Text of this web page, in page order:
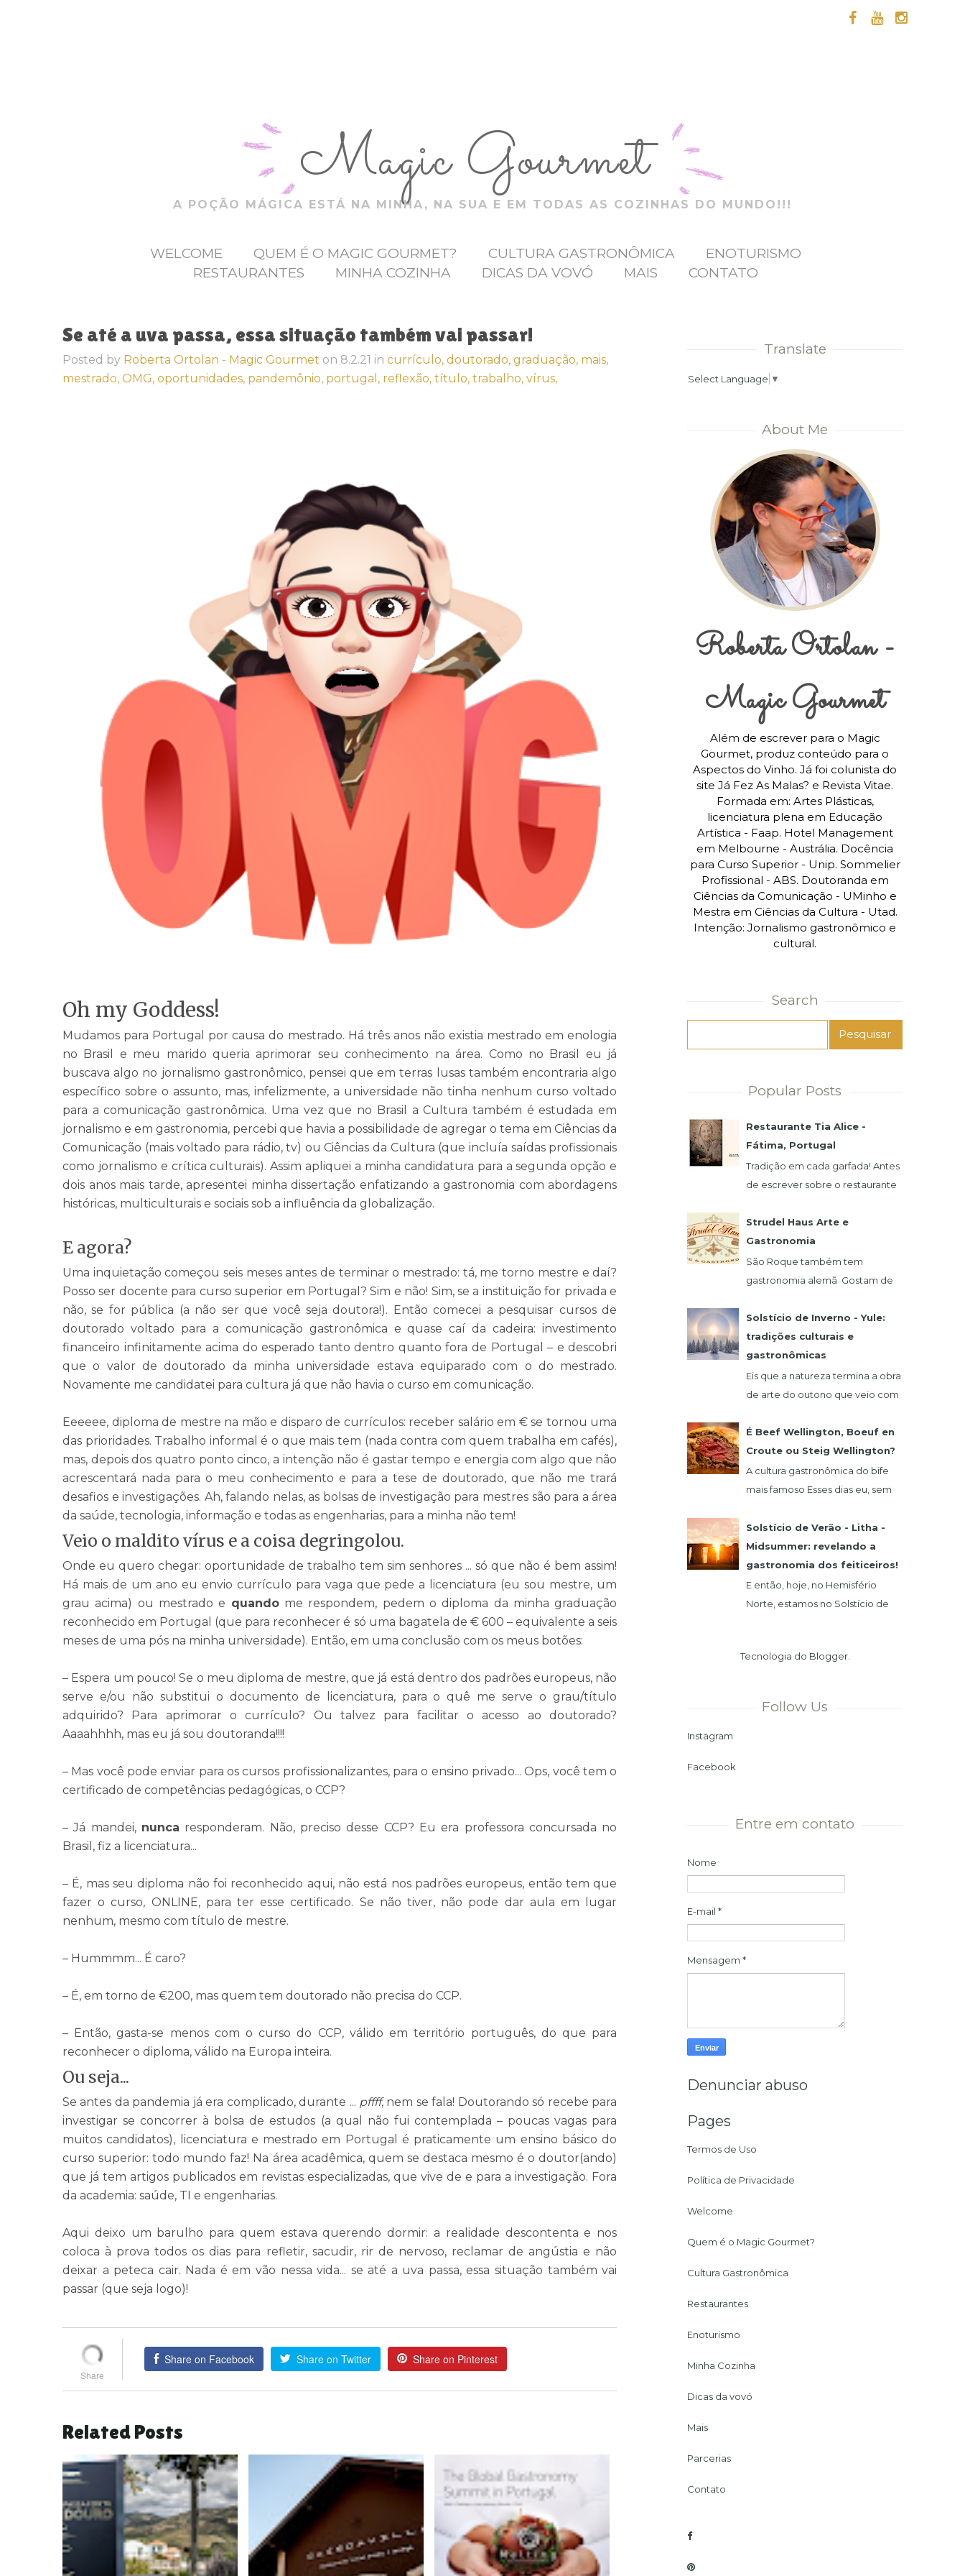
Magic Gourmet
A POÇÃO MÁGICA ESTÁ NA MINHA, NA SUA E EM TODAS AS COZINHAS DO MUNDO!!!
WELCOME QUEM É O MAGIC GOURMET? CULTURA GASTRONÔMICA
ENOTURISMO
RESTAURANTES
MINHA COZINHA DICAS DA VOVÓ MAIS CONTATO
Se até a uva passa, essa situação também vai passar!
Posted by Roberta Ortolan - Magic Gourmet on 8.2.21 in currículo, doutorado, graduação, mais,
mestrado, OMG, oportunidades, pandemônio, portugal, reflexão, título, trabalho, vírus,
Oh my Goddess!
Mudamos para Portugal por causa do mestrado. Há três anos não existia mestrado em enologia
no Brasil e meu marido queria aprimorar seu conhecimento na área. Como no Brasil eu já
buscava algo no jornalismo gastronômico, pensei que em terras lusas também encontraria algo
específico sobre o assunto, mas, infelizmente, a universidade não tinha nenhum curso voltado
para a comunicação gastronômica. Uma vez que no Brasil a Cultura também é estudada em
jornalismo e em gastronomia, percebi que havia a possibilidade de agregar o tema em Ciências da
Comunicação (mais voltado para rádio, tv) ou Ciências da Cultura (que incluía saídas profissionais
como jornalismo e crítica culturais). Assim apliquei a minha candidatura para a segunda opção e
dois anos mais tarde, apresentei minha dissertação enfatizando a gastronomia com abordagens
históricas, multiculturais e sociais sob a influência da globalização.
E agora?
Uma inquietação começou seis meses antes de terminar o mestrado: tá, me torno mestre e daí?
Posso ser docente para curso superior em Portugal? Sim e não! Sim, se a instituição for privada e
não, se for pública (a não ser que você seja doutora!). Então comecei a pesquisar cursos de
doutorado voltado para a comunicação gastronômica e quase caí da cadeira: investimento
financeiro infinitamente acima do esperado tanto dentro quanto fora de Portugal – e descobri
que o valor de doutorado da minha universidade estava equiparado com o do mestrado.
Novamente me candidatei para cultura já que não havia o curso em comunicação.
Eeeeee, diploma de mestre na mão e disparo de currículos: receber salário em €se tornou uma
das prioridades. Trabalho informal é o que mais tem (nada contra com quem trabalha em cafés),
mas, depois dos quatro ponto cinco, a intenção não é gastar tempo e energia com algo que não
acrescentará nada para o meu conhecimento e para a tese de doutorado, que não me trará
desafios e investigações. Ah, falando nelas, as bolsas de investigação para mestres são para a área
da saúde, tecnologia, informação e todas as engenharias, para a minha não tem!
Veio o maldito vírus e a coisa degringolou.
Onde eu quero chegar: oportunidade de trabalho tem sim senhores ... só que não é bem assim!
Há mais de um ano eu envio currículo para vaga que pede a licenciatura (eu sou mestre, um
grau acima) ou mestrado e quandome respondem, pedem o diploma da minha graduação
reconhecido em Portugal (que para reconhecer é só uma bagatela de €600 – equivalente a seis
meses de uma pós na minha universidade). Então, em uma conclusão com os meus botões:
– Espera um pouco! Se o meu diploma de mestre, que já está dentro dos padrões europeus, não
serve e/ou não substitui o documento de licenciatura, para o quê me serve o grau/título
adquirido? Para aprimorar o currículo? Ou talvez para facilitar o acesso ao doutorado?
Aaaahhhh, mas eu já sou doutoranda!!!!
– Mas você pode enviar para os cursos profissionalizantes, para o ensino privado... Ops, você tem o
certificado de competências pedagógicas, o CCP?
– Já mandei, nunca responderam. Não, preciso desse CCP? Eu era professora concursada no
Brasil, fiz a licenciatura...
– É, mas seu diploma não foi reconhecido aqui, não está nos padrões europeus, então tem que
fazer o curso, ONLINE, para ter esse certificado. Se não tiver, não pode dar aula em lugar
nenhum, mesmo com título de mestre.
– Hummmm... É caro?
– É, em torno de €200, mas quem tem doutorado não precisa do CCP.
– Então, gasta-se menos com o curso do CCP, válido em território português, do que para
reconhecer o diploma, válido na Europa inteira.
Ou seja...
Se antes da pandemia já era complicado, durante ... pffff, nem se fala! Doutorando só recebe para
investigar se concorrer à bolsa de estudos (a qual não fui contemplada – poucas vagas para
muitos candidatos), licenciatura e mestrado em Portugal é praticamente um ensino básico do
curso superior: todo mundo faz! Na área acadêmica, quem se destaca mesmo é o doutor(ando)
que já tem artigos publicados em revistas especializadas, que vive de e para a investigação. Fora
da academia: saúde, TI e engenharias.
Aqui deixo um barulho para quem estava querendo dormir: a realidade descontenta e nos
coloca à prova todos os dias para refletir, sacudir, rir de nervoso, reclamar de angústia e não
deixar a peteca cair. Nada é em vão nessa vida... se até a uva passa, essa situação também vai
passar (que seja logo)!
Share on Facebook Share on Twitter Share on Pinterest
Related Posts
Translate
Select Language ▼
About Me
Roberta Ortolan -
Magic Gourmet
Além de escrever para o Magic
Gourmet, produz conteúdo para o
Aspectos do Vinho. Já foi colunista do
site Já Fez As Malas? e Revista Vitae.
Formada em: Artes Plásticas,
licenciatura plena em Educação
Artística - Faap. Hotel Management
em Melbourne - Austrália. Docência
para Curso Superior - Unip. Sommelier
Profissional - ABS. Doutoranda em
Ciências da Comunicação - UMinho e
Mestra em Ciências da Cultura - Utad.
Intenção: Jornalismo gastronômico e
cultural.
Search
Popular Posts
Restaurante Tia Alice -
Fátima, Portugal
Tradição em cada garfada! Antes
de escrever sobre o restaurante
agradecer imensamente pela
atenção de seu filho,...
Strudel Haus Arte e
Gastronomia
São Roque também tem
gastronomia alemã Gostam de
de um restaurante que fica na
região de São Roque, o qua...
Solstício de Inverno - Yule:
tradições culturais e
gastronômicas
Eis que a natureza termina a obra
de arte do outono que veio com
vermelho, laranja e amarelo. 21
de dezembro abre as...
É Beef Wellington, Boeuf en
Croute ou Steig Wellington?
A cultura gastronômica do bife
mais famoso Esses dias eu, sem
francês Claude Troisgros no qual
ele ensinava um a...
Solstício de Verão - Litha -
Midsummer: revelando a
gastronomia dos feiticeiros!
E então, hoje, no Hemisfério
Norte, estamos no Solstício de
do ano. Momento ...
Tecnologia do Blogger.
Follow Us
Instagram
Facebook
Entre em contato
Nome
E-mail *
Mensagem *
Denunciar abuso
Pages
Termos de Uso
Política de Privacidade
Welcome
Quem é o Magic Gourmet?
Cultura Gastronômica
Restaurantes
Enoturismo
Minha Cozinha
Dicas da vovó
Mais
Parcerias
Contato